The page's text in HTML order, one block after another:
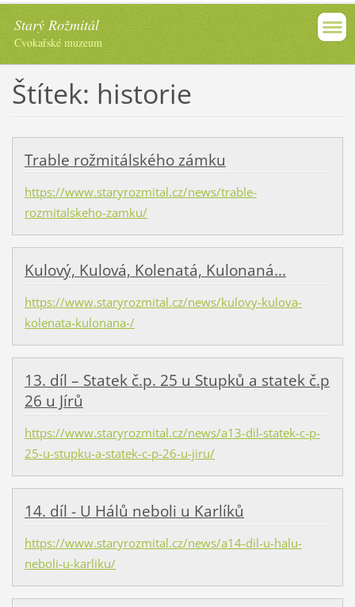
Starý Rožmitál
Cvokařské muzeum
Štítek: historie
Trable rožmitálského zámku
https://www.staryrozmital.cz/news/trable-
rozmitalskeho-zamku/
Kulový, Kulová, Kolenatá, Kulonaná...
https://www.staryrozmital.cz/news/kulovy-kulova-
kolenata-kulonana-/
13. díl – Statek č.p. 25 u Stupků a statek č.p
26 u Jírů
https://www.staryrozmital.cz/news/a13-dil-statek-c-p-
25-u-stupku-a-statek-c-p-26-u-jiru/
14. díl - U Hálů neboli u Karlíků
https://www.staryrozmital.cz/news/a14-dil-u-halu-
neboli-u-karliku/